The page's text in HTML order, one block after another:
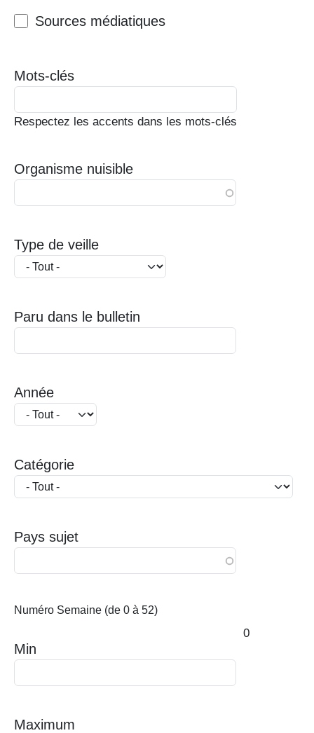
Sources médiatiques
Mots-clés
Respectez les accents dans les mots-clés
Organisme nuisible
Type de veille
Paru dans le bulletin
Année
Catégorie
Pays sujet
Numéro Semaine (de 0 à 52)
Min
Maximum
0